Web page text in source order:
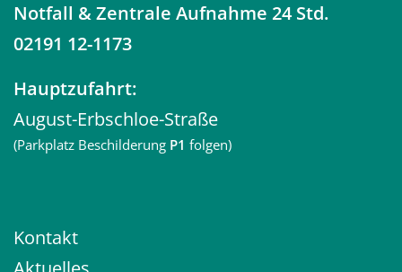
Notfall & Zentrale Aufnahme 24 Std.
02191 12-1173
Hauptzufahrt:
August-Erbschloe-Straße
(Parkplatz Beschilderung P1 folgen)
Kontakt